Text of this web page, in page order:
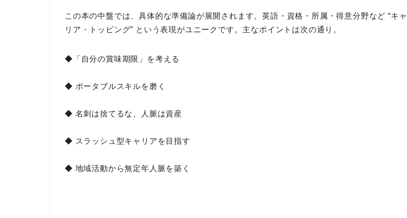
この本の中盤では、具体的な準備論が展開されます。英語・資格・所属・得意分野など “キャ
リア・トッピング” という表現 がユニークです。 主なポイント は次の通り。
◆「自分の賞味期限」を考える
◆ ポータブルスキルを磨く
◆ 名刺は捨てるな、人脈は資産
◆ スラッシュ型キャリアを目指す
◆ 地域活動から無定年人脈を築く